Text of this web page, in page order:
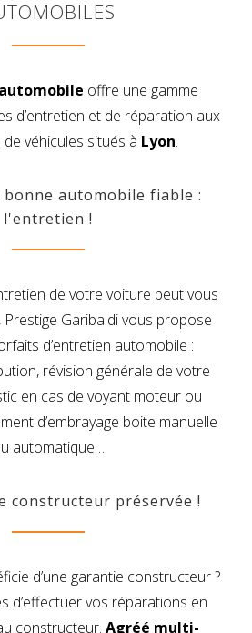
offre une gamme
d’entretien et de réparation aux
véhicules situés à Lyon.
bonne automobile fiable :
l'entretien !
de votre voiture peut vous
Prestige Garibaldi vous propose
d’entretien automobile :
révision générale de votre
en cas de voyant moteur ou
d’embrayage boite manuelle
automatique…
constructeur préservée !
d’une garantie constructeur ?
d’effectuer vos réparations en
constructeur.Agréé multi-